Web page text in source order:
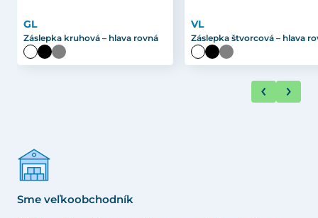
GL
Záslepka kruhová – hlava rovná
VL
Záslepka štvorcová – hlava
Sme veľkoobchodník